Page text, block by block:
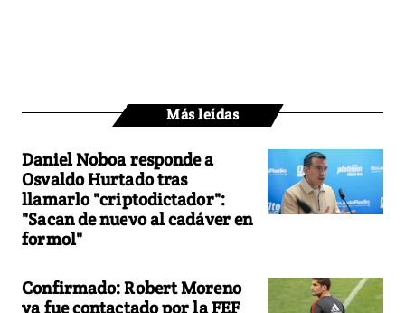
Más leídas
Daniel Noboa responde a
Osvaldo Hurtado tras
llamarlo "criptodictador":
"Sacan de nuevo al cadáver en
formol"
Confirmado: Robert Moreno
ya fue contactado por la FEF